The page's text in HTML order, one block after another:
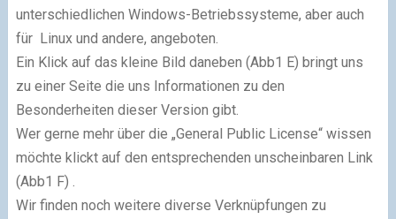
unterschiedlichen Windows-Betriebssysteme, aber auch
für Linux und andere, angeboten.
Ein Klick auf das kleine Bild daneben (Abb1 E) bringt uns
zu einer Seite die uns Informationen zu den
Besonderheiten dieser Version gibt.
Wer gerne mehr über die „General Public License“ wissen
möchte klickt auf den entsprechenden unscheinbaren Link
(Abb1 F) .
Wir finden noch weitere diverse Verknüpfungen zu